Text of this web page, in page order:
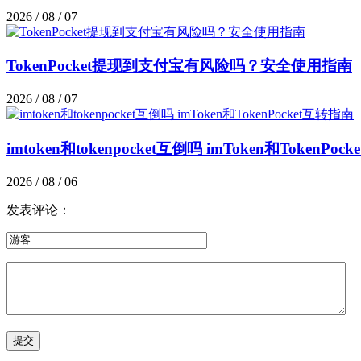
2026 / 08 / 07
TokenPocket提现到支付宝有风险吗？安全使用指南
2026 / 08 / 07
imtoken和tokenpocket互倒吗 imToken和
2026 / 08 / 06
发表评论：